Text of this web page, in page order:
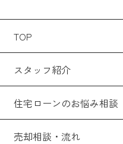
TOP
スタッフ紹介
住宅ローンのお悩み相談
売却相談・流れ